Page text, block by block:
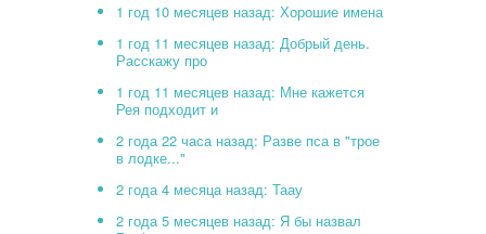
1 год 10 месяцев назад: Хорошие имена
1 год 11 месяцев назад: Добрый день.
Расскажу про
1 год 11 месяцев назад: Мне кажется
Рея подходит и
2 года 22 часа назад: Разве пса в "трое
в лодке..."
2 года 4 месяца назад: Таау
2 года 5 месяцев назад: Я бы назвал